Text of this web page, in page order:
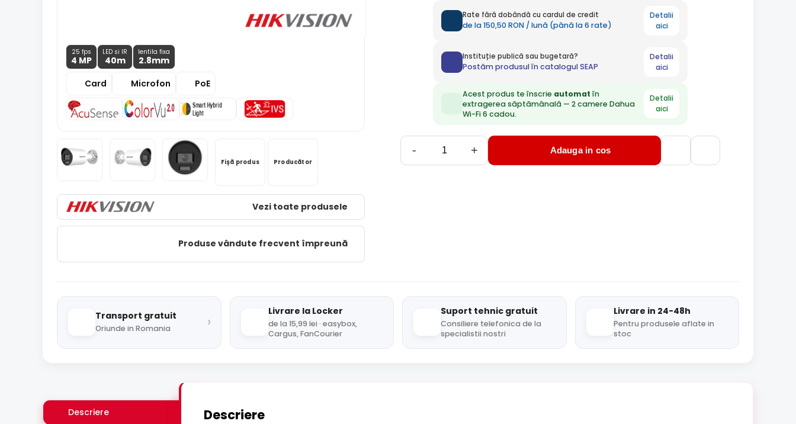
25 fps
4 MP
LED si IR
40m
lentila fixa
2.8mm
Card
Microfon PoE
Fișă produs Producător
Vezi toate produsele
Produse vândute frecvent împreună
Rate fără dobândă cu cardul de credit
de la 150,50 RON / lună (până la 6 rate)
Detalii
aici
Instituție publică sau bugetară?
Postăm produsul în catalogul SEAP
Detalii
aici
Acest produs te înscrie automat în
extragerea săptămânală — 2 camere Dahua
Wi-Fi 6 cadou.
Detalii
aici
- + Adauga in cos
Transport gratuit
Oriunde in Romania ›
Livrare la Locker
de la 15,99 lei · easybox,
Cargus, FanCourier
Suport tehnic gratuit
Consiliere telefonica de la
specialistii nostri
Livrare in 24-48h
Pentru produsele aflate in
stoc
Descriere Descriere